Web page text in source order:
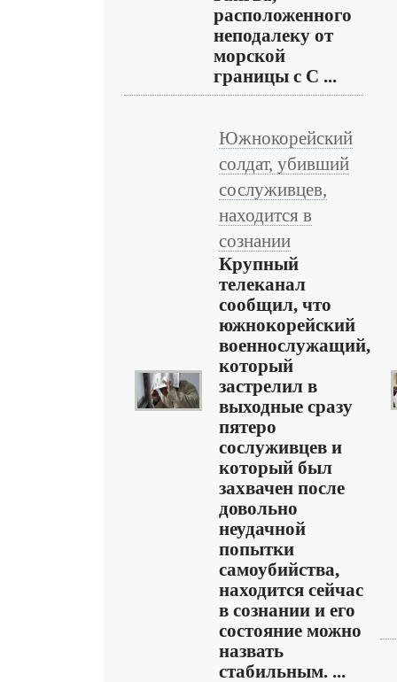
расположенного
неподалеку от
морской
границы с С ...
Южнокорейский
солдат, убивший
сослуживцев,
находится в
сознании
Крупный
телеканал
сообщил, что
южнокорейский
военнослужащий,
который
застрелил в
выходные сразу
пятеро
сослуживцев и
который был
захвачен после
довольно
неудачной
попытки
самоубийства,
находится сейчас
в сознании и его
состояние можно
назвать
стабильным. ...